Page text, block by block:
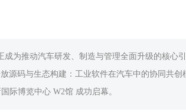
为推动汽车研发、制造与管理全面升级的核心
源码与生态构建：工业软件在汽车中的协同共创
际博览中心 W2馆 成功启幕。